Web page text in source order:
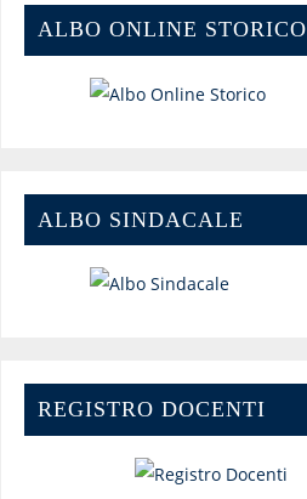
ALBO ONLINE STORICO
ALBO SINDACALE
REGISTRO DOCENTI